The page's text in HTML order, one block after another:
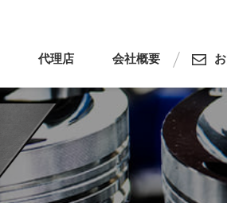
代理店 会社概要